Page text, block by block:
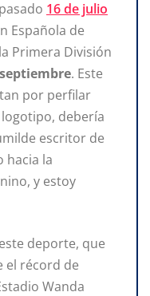
16 de julio
Española de
Primera División
. Este
por perfilar
logotipo, debería
escritor de
hacia la
y estoy
deporte, que
el récord de
Wanda